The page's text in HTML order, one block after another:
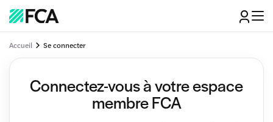
Accueil Se connecter
Connectez-vous à votre espace
membre FCA